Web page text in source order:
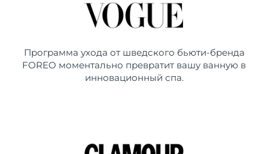
Программа ухода от шведского бьюти-бренда
FOREO моментально превратит вашу ванную в
инновационный спа.